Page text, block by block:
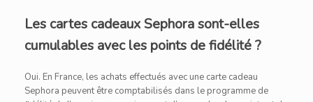
Les cartes cadeaux Sephora sont-elles
cumulables avec les points de fidélité ?
Oui. En France, les achats effectués avec une carte cadeau
Sephora peuvent être comptabilisés dans le programme de